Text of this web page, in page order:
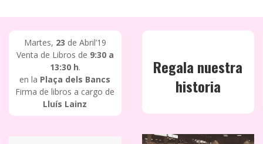
Martes, 23 de Abril’19
Venta de Libros de 9:30 a
13:30 h.
en la Plaça dels Bancs
Firma de libros a cargo de
Lluís Lainz
Regala nuestra
historia